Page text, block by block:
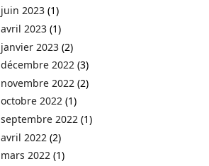
juin 2023 (1)
avril 2023 (1)
janvier 2023 (2)
décembre 2022 (3)
novembre 2022 (2)
octobre 2022 (1)
septembre 2022 (1)
avril 2022 (2)
mars 2022 (1)